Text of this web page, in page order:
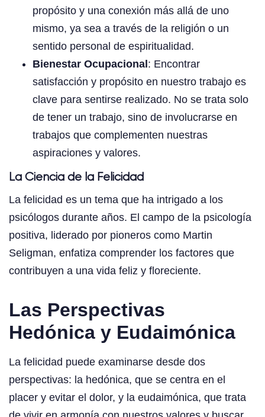
propósito y una conexión más allá de uno
mismo, ya sea a través de la religión o un
sentido personal de espiritualidad.
Bienestar Ocupacional : Encontrar
satisfacción y propósito en nuestro trabajo es
clave para sentirse realizado. No se trata solo
de tener un trabajo, sino de involucrarse en
trabajos que complementen nuestras
aspiraciones y valores.
La Ciencia de la Felicidad
La felicidad es un tema que ha intrigado a los
psicólogos durante años. El campo de la psicología
positiva, liderado por pioneros como Martin
Seligman, enfatiza comprender los factores que
contribuyen a una vida feliz y floreciente.
Las Perspectivas
Hedónica y Eudaimónica
La felicidad puede examinarse desde dos
perspectivas: la hedónica, que se centra en el
placer y evitar el dolor, y la eudaimónica, que trata